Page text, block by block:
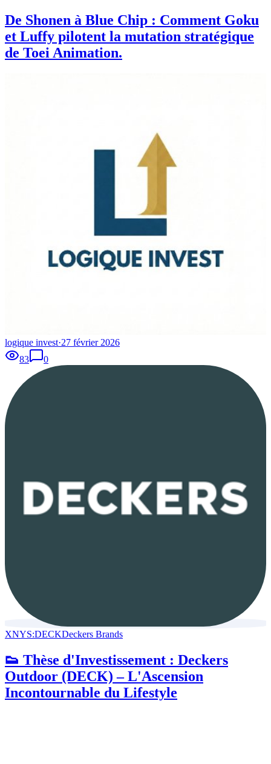
De Shonen à Blue Chip : Comment Goku
et Luffy pilotent la mutation stratégique
de Toei Animation.
logique invest·27 février 2026
83
0
XNYS:DECKDeckers Brands
👟 Thèse d'Investissement : Deckers
Outdoor (DECK) – L'Ascension
Incontournable du Lifestyle